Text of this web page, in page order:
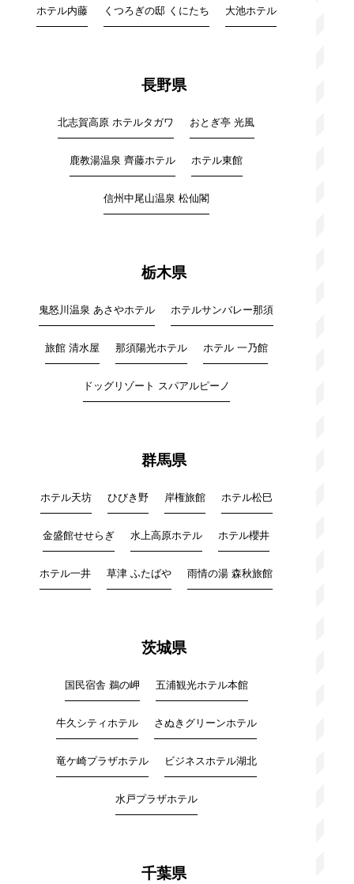
ホテル内藤 くつろぎの邸 くにたち 大池ホテル
長野県
北志賀高原 ホテルタガワ おとぎ亭 光風
鹿教湯温泉 齊藤ホテル ホテル東館
信州中尾山温泉 松仙閣
栃木県
鬼怒川温泉 あさやホテル ホテルサンバレー那須
旅館 清水屋 那須陽光ホテル ホテル 一乃館
ドッグリゾート スパアルピーノ
群馬県
ホテル天坊 ひびき野 岸権旅館 ホテル松巳
金盛館せせらぎ 水上高原ホテル ホテル櫻井
ホテル一井 草津 ふたばや 雨情の湯 森秋旅館
茨城県
国民宿舎 鵜の岬 五浦観光ホテル本館
牛久シティホテル さぬきグリーンホテル
竜ケ崎プラザホテル ビジネスホテル湖北
水戸プラザホテル
千葉県